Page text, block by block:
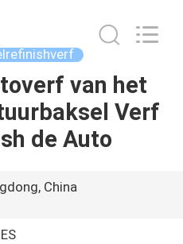
van het
Verf
de Auto
China